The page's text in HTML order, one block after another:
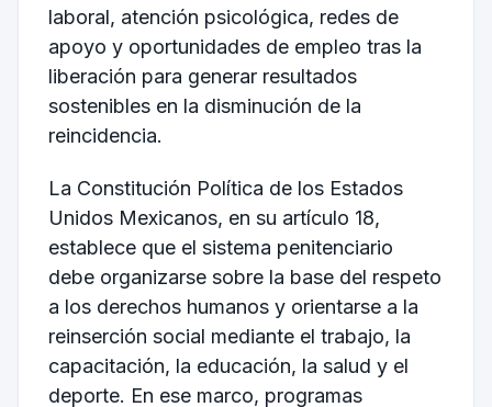
laboral, atención psicológica, redes de
apoyo y oportunidades de empleo tras la
liberación para generar resultados
sostenibles en la disminución de la
reincidencia.
La Constitución Política de los Estados
Unidos Mexicanos, en su artículo 18,
establece que el sistema penitenciario
debe organizarse sobre la base del respeto
a los derechos humanos y orientarse a la
reinserción social mediante el trabajo, la
capacitación, la educación, la salud y el
deporte. En ese marco, programas